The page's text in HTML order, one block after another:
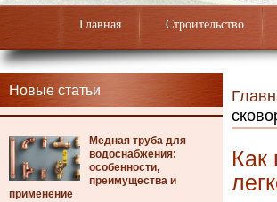
Главная Строительство
Новые статьи
Медная труба для
водоснабжения:
особенности,
преимущества и
применение
Как